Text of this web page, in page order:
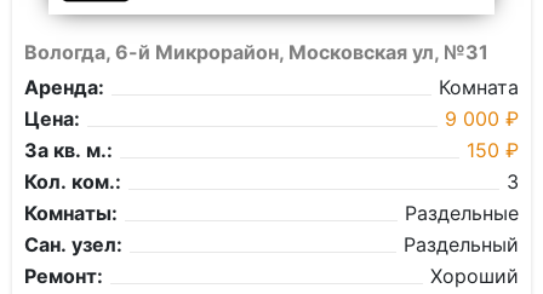
Вологда, 6-й Микрорайон, Московская ул, №31
Аренда:
Комната
Цена:
9 000 ₽
За кв. м.:
150 ₽
Кол. ком.:
3
Комнаты:
Раздельные
Сан. узел:
Раздельный
Ремонт:
Хороший